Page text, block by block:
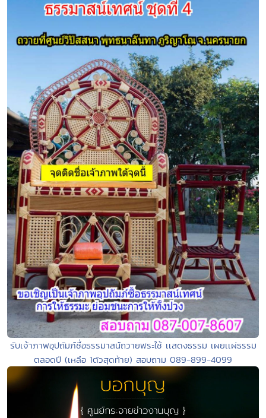
รับเจ้าภาพอุปถัมภ์ซื้อธรรมาสน์ถวายพระใช้ เเสดงธรรม เผยเเผ่ธรรม
ตลอดปี (เหลือ 1ตัวสุดท้าย) สอบถาม 089-899-4099